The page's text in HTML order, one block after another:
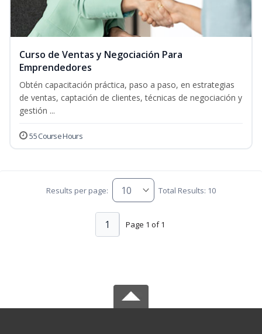
Curso de Ventas y Negociación Para
Emprendedores
Obtén capacitación práctica, paso a paso, en estrategias
de ventas, captación de clientes, técnicas de negociación y
gestión ...
55 Course Hours
Results per page: Total Results: 10
Page 1 of 1
1